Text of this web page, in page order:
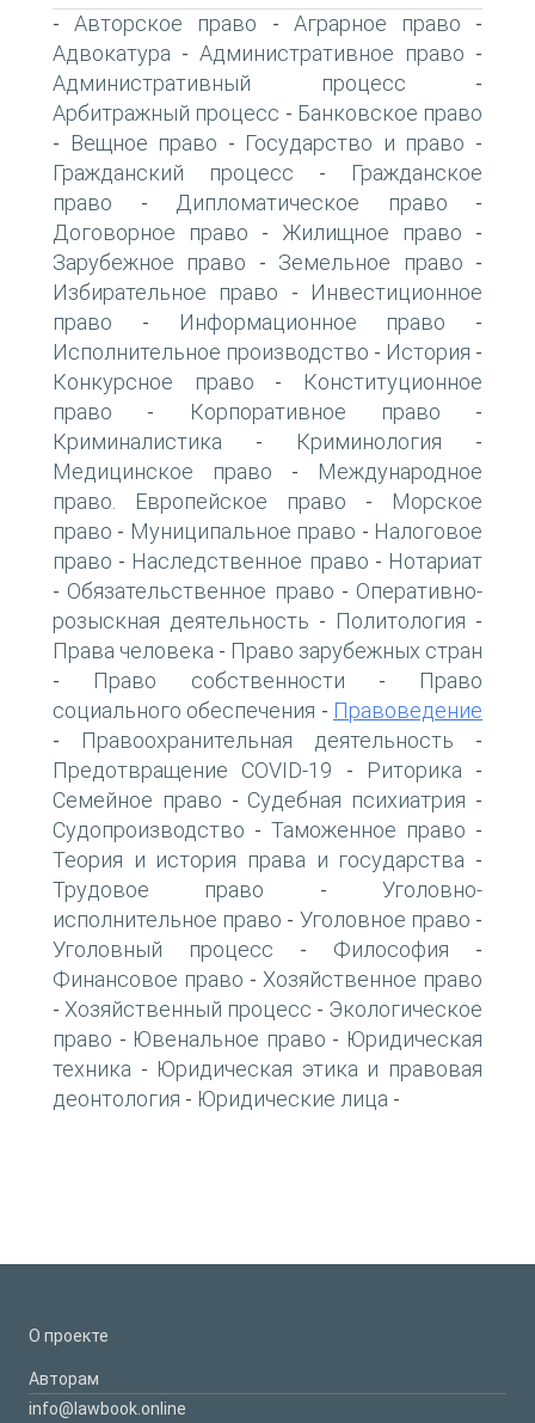
-Авторское право - Аграрное право -
Адвокатура - Административное право -
Административный процесс -
Арбитражный процесс - Банковское право
- Вещное право - Государство и право -
Гражданский процесс -
Гражданское
право - Дипломатическое право -
Договорное право - Жилищное право -
Зарубежное право - Земельное право -
Избирательное право -
Инвестиционное
право - Информационное право -
Исполнительное производство - История -
Конкурсное право -
Конституционное
право - Корпоративное право -
Криминалистика - Криминология -
Медицинское право -
Международное
право. Европейское право -
Морское
право - Муниципальное право - Налоговое
право - Наследственное право - Нотариат
- Обязательственное право - Оперативно-
розыскная деятельность - Политология -
Права человека - Право зарубежных стран
- Право собственности -
Право
социального обеспечения - Правоведение
- Правоохранительная деятельность -
Предотвращение COVID-19 - Риторика -
Семейное право - Судебная психиатрия -
Судопроизводство - Таможенное право -
Теория и история права и государства -
Трудовое право -Уголовно-
исполнительное право - Уголовное право -
Уголовный процесс - Философия -
Финансовое право - Хозяйственное право
- Хозяйственный процесс - Экологическое
право - Ювенальное право - Юридическая
техника - Юридическая этика и правовая
деонтология - Юридические лица -
О проекте
Авторам
info@lawbook.online